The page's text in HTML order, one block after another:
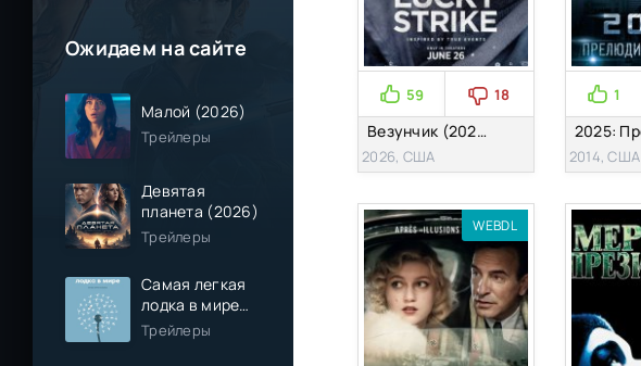
Ожидаем на сайте
Малой (2026)
Трейлеры
Девятая
планета (2026)
Трейлеры
Самая легкая
лодка в мире
(2026)
Трейлеры
59 18
Везунчик (2026)
2026, США
1
2014, США
WEBDL